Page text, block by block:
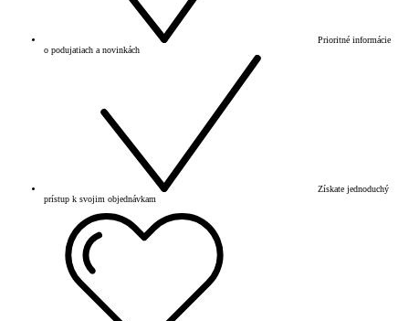
Prioritné informácie
o podujatiach a novinkách
Získate jednoduchý
prístup k svojim objednávkam